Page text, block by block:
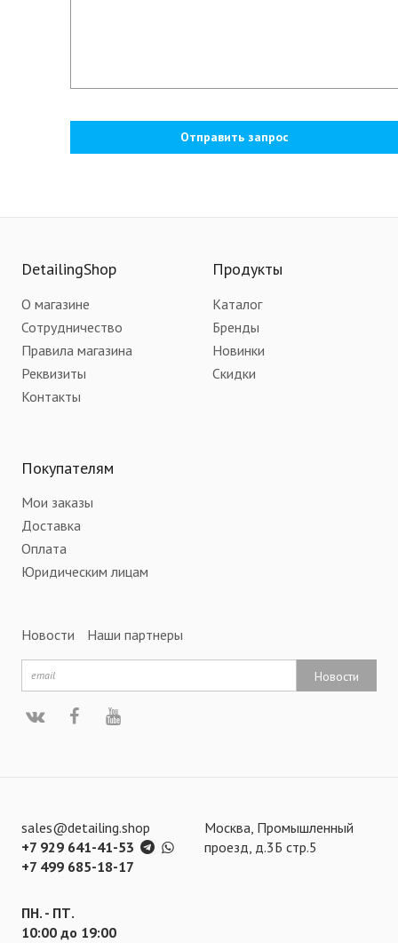
Отправить запрос
DetailingShop
О магазине
Сотрудничество
Правила магазина
Реквизиты
Контакты
Продукты
Каталог
Бренды
Новинки
Скидки
Покупателям
Мои заказы
Доставка
Оплата
Юридическим лицам
Новости Наши партнеры
Новости
sales@detailing.shop
+7 929 641-41-53
+7 499 685-18-17
Москва, Промышленный
проезд, д.3Б стр.5
ПН. - ПТ.
10:00 до 19:00